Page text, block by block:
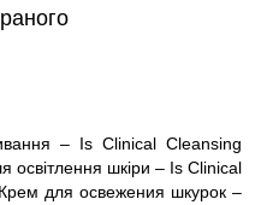
– Is Clinical Cleansing
шкіри – Is Clinical
для освежения шкурок –